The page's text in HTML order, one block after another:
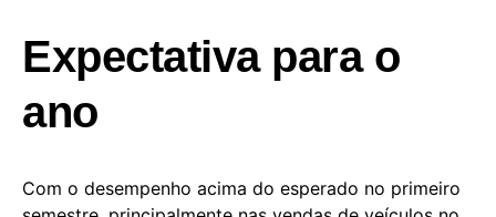
Expectativa para o
ano
Com o desempenho acima do esperado no primeiro